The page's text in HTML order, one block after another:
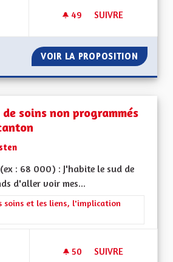
49 49 ABONNÉS
SUIVRE
VOIR LA PROPOSITION
soins non programmés
: 68 000) : J'habite le sud de
d'aller voir mes...
de la catégorie : Les solidarités, les soins
soins et les liens, l'implication
50 50 ABONNÉS
SUIVRE